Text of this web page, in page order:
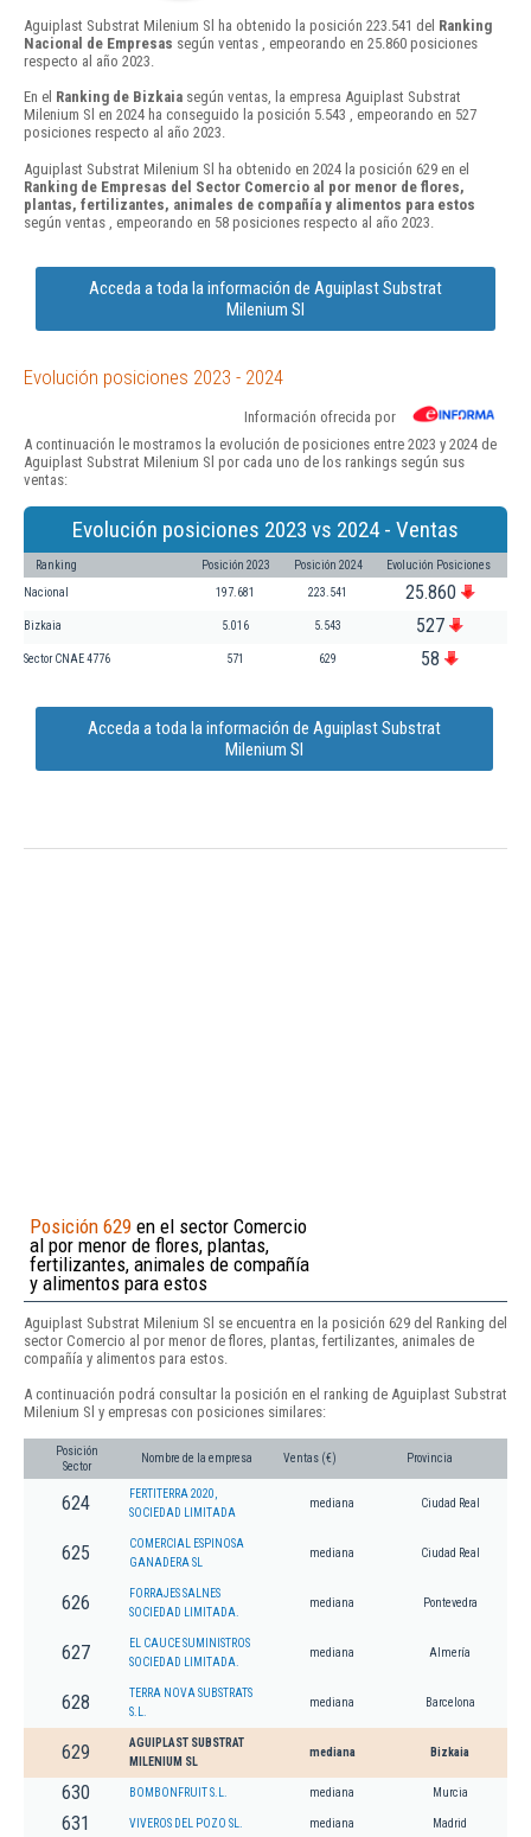
Aguiplast Substrat Milenium Sl ha obtenido la posición 223.541 del Ranking
Nacional de Empresas según ventas , empeorando en 25.860 posiciones
respecto al año 2023.
En el Ranking de Bizkaia según ventas, la empresa Aguiplast Substrat
Milenium Sl en 2024 ha conseguido la posición 5.543 , empeorando en 527
posiciones respecto al año 2023.
Aguiplast Substrat Milenium Sl ha obtenido en 2024 la posición 629 en el
Ranking de Empresas del Sector Comercio al por menor de flores,
plantas, fertilizantes, animales de compañía y alimentos para estos
según ventas , empeorando en 58 posiciones respecto al año 2023.
Acceda a toda la información de Aguiplast Substrat
Milenium Sl
Evolución posiciones 2023 - 2024
Información ofrecida por
A continuación le mostramos la evolución de posiciones entre 2023 y 2024 de
Aguiplast Substrat Milenium Sl por cada uno de los rankings según sus
ventas:
Evolución posiciones 2023 vs 2024 - Ventas
Ranking Posición 2023 Posición 2024 Evolución Posiciones
Nacional 197.681 223.541 25.860
Bizkaia 5.016 5.543 527
Sector CNAE 4776 571 629 58
Acceda a toda la información de Aguiplast Substrat
Milenium Sl
Posición 629 en el sector Comercio
al por menor de flores, plantas,
fertilizantes, animales de compañía
y alimentos para estos
Aguiplast Substrat Milenium Sl se encuentra en la posición 629 del Ranking del
sector Comercio al por menor de flores, plantas, fertilizantes, animales de
compañía y alimentos para estos.
A continuación podrá consultar la posición en el ranking de Aguiplast Substrat
Milenium Sl y empresas con posiciones similares:
Posición
Sector
Nombre de la empresa Ventas (€) Provincia
624
FERTITERRA 2020,
SOCIEDAD LIMITADA
mediana Ciudad Real
625
COMERCIAL ESPINOSA
GANADERA SL
mediana Ciudad Real
626
FORRAJES SALNES
SOCIEDAD LIMITADA.
mediana Pontevedra
627
EL CAUCE SUMINISTROS
SOCIEDAD LIMITADA.
mediana Almería
628
TERRA NOVA SUBSTRATS
S.L.
mediana Barcelona
629
AGUIPLAST SUBSTRAT
MILENIUM SL
mediana Bizkaia
630 BOMBONFRUIT S.L. mediana Murcia
631 VIVEROS DEL POZO SL. mediana Madrid